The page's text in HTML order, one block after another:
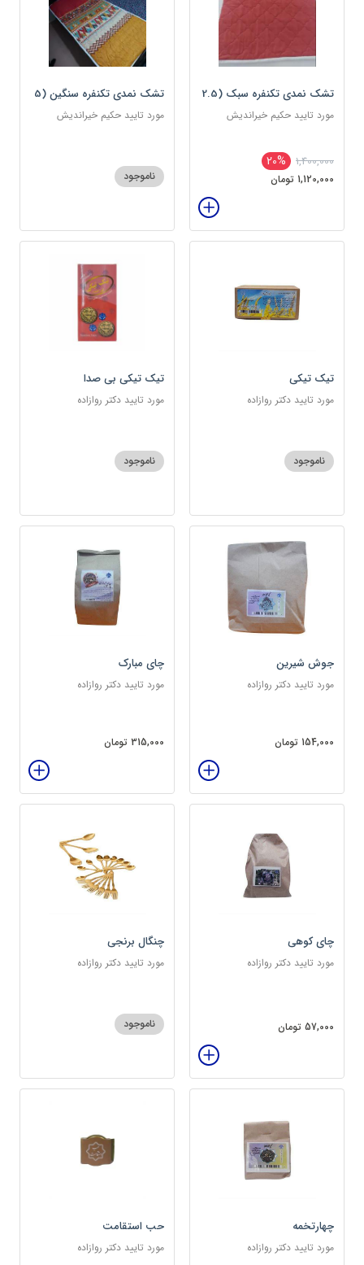
تشک نمدی تکنفره سبک (2.5
کیلویی) دوین (پس کرایه)
مورد تایید حکیم خیراندیش
1,400,000
20%
1,120,000 تومان
تشک نمدی تکنفره سنگین (5
کیلویی) دوین (پس کرایه)
مورد تایید حکیم خیراندیش
ناموجود
تیک تیکی
مورد تایید دکتر روازاده
ناموجود
تیک تیکی بی صدا
مورد تایید دکتر روازاده
ناموجود
جوش شیرین
مورد تایید دکتر روازاده
154,000 تومان
چای مبارک
مورد تایید دکتر روازاده
315,000 تومان
چای کوهی
مورد تایید دکتر روازاده
57,000 تومان
چنگال برنجی
مورد تایید دکتر روازاده
ناموجود
چهارتخمه
مورد تایید دکتر روازاده
حب استقامت
مورد تایید دکتر روازاده